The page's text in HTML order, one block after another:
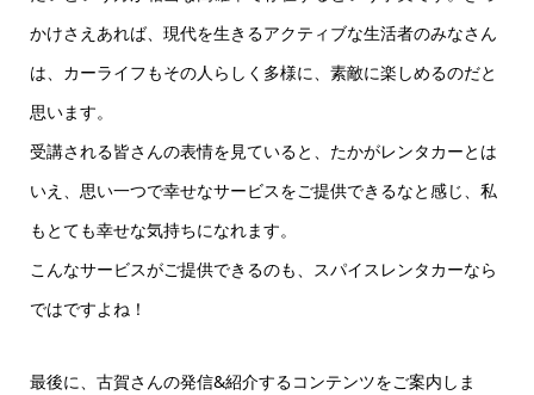
かけさえあれば、現代を生きるアクティブな生活者のみなさん
は、カーライフもその人らしく多様に、素敵に楽しめるのだと
思います。
受講される皆さんの表情を見ていると、たかがレンタカーとは
いえ、思い一つで幸せなサービスをご提供できるなと感じ、私
もとても幸せな気持ちになれます。
こんなサービスがご提供できるのも、スパイスレンタカーなら
ではですよね！
最後に、古賀さんの発信&紹介するコンテンツをご案内しま